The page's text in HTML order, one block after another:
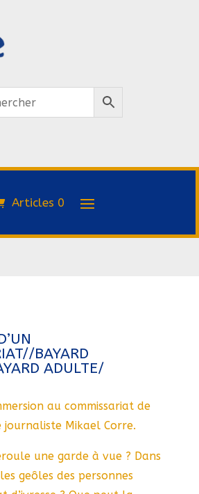
Articles 0
BAYARD
ADULTE/
au commissariat de
journaliste Mikael Corre.
une garde à vue ? Dans
geôles des personnes